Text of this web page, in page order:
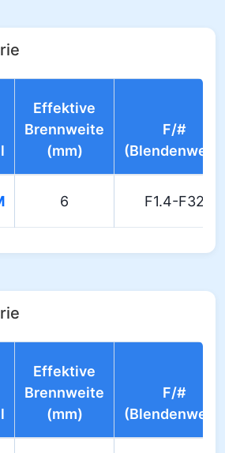
Effektive
Brennweite
(mm)
F/#
(Blendenwert)
6 F1.4-F32
Effektive
Brennweite
(mm)
F/#
(Blendenwert)